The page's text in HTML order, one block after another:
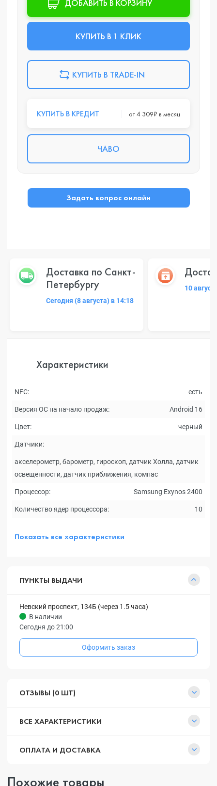
ДОБАВИТЬ В КОРЗИНУ
КУПИТЬ В 1 КЛИК
КУПИТЬ В TRADE-IN
КУПИТЬ В КРЕДИТ от 4 309₽ в месяц
ЧАВО
Задать вопрос онлайн
Доставка по Санкт-
Петербургу
Сегодня (8 августа) в 14:18
10
Характеристики
NFC: есть
Версия ОС на начало продаж: Android 16
Цвет: черный
Датчики:
акселерометр, барометр, гироскоп, датчик Холла, датчик
освещенности, датчик приближения, компас
Процессор: Samsung Exynos 2400
Количество ядер процессора: 10
Показать все характеристики
ПУНКТЫ ВЫДАЧИ
Невский проспект, 134Б (через 1.5 часа)
В наличии
Сегодня до 21:00
Оформить заказ
ОТЗЫВЫ (0 ШТ)
ВСЕ ХАРАКТЕРИСТИКИ
ОПЛАТА И ДОСТАВКА
Похожие товары